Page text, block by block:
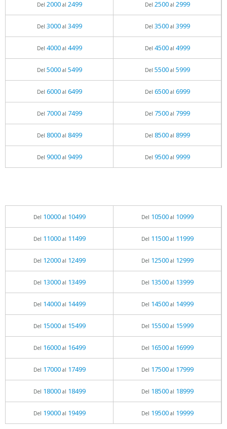
Del 2000al 2499 Del 2500al 2999
Del 3000al 3499 Del 3500al 3999
Del 4000al 4499 Del 4500al 4999
Del 5000al 5499 Del 5500al 5999
Del 6000al 6499 Del 6500al 6999
Del 7000al 7499 Del 7500al 7999
Del 8000al 8499 Del 8500al 8999
Del 9000al 9499 Del 9500al 9999
Del 10000al 10499 Del 10500al 10999
Del 11000al 11499 Del 11500al 11999
Del 12000al 12499 Del 12500al 12999
Del 13000al 13499 Del 13500al 13999
Del 14000al 14499 Del 14500al 14999
Del 15000al 15499 Del 15500al 15999
Del 16000al 16499 Del 16500al 16999
Del 17000al 17499 Del 17500al 17999
Del 18000al 18499 Del 18500al 18999
Del 19000al 19499 Del 19500al 19999